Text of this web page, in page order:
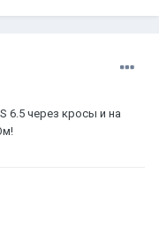
6.5 через кросы и на